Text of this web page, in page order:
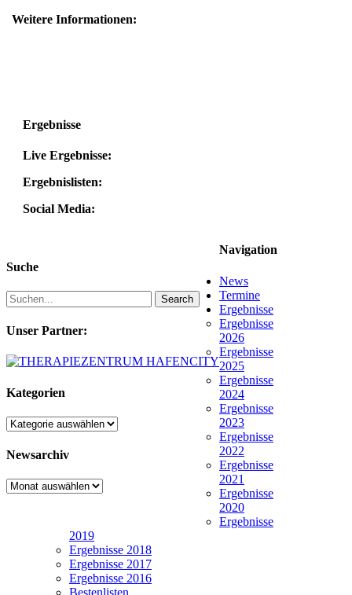
Weitere Informationen:
Ergebnisse
Live Ergebnisse:
Ergebnislisten:
Social Media:
Suche
Search
Unser Partner:
Kategorien
Kategorien
Newsarchiv
Newsarchiv
Navigation
News
Termine
Ergebnisse
Ergebnisse
2026
Ergebnisse
2025
Ergebnisse
2024
Ergebnisse
2023
Ergebnisse
2022
Ergebnisse
2021
Ergebnisse
2020
Ergebnisse
2019
Ergebnisse 2018
Ergebnisse 2017
Ergebnisse 2016
Bestenlisten